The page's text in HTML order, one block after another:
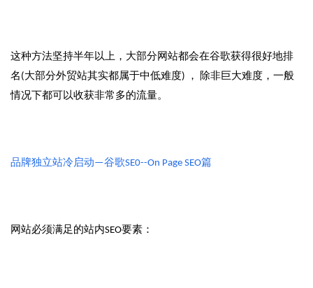
这种方法坚持半年以上，大部分网站都会在谷歌获得很好地排
名(大部分外贸站其实都属于中低难度) ， 除非巨大难度，一般
情况下都可以收获非常多的流量。
品牌独立站冷启动—谷歌SE0--On Page SEO篇
网站必须满足的站内SEO要素：